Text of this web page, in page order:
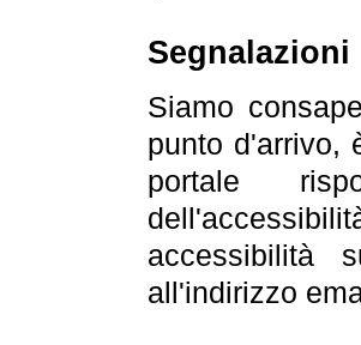
Segnalazioni
Siamo
punto d'arrivo,
portale
accessibilità
all'indirizzo